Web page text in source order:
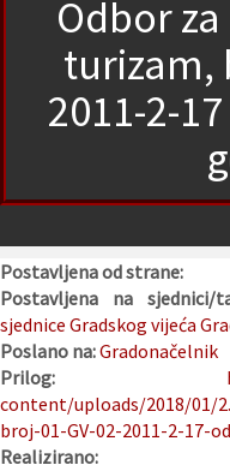
Odbor
turizam,
2011-2-
Postavljena od strane:
Postavljena na sjednici/
sjednice Gradskog vijeća
Poslano na:Gradonačelnik
Prilog:
content/uploads/2018/01/
broj-01-GV-02-2011-2-17-
Realizirano: